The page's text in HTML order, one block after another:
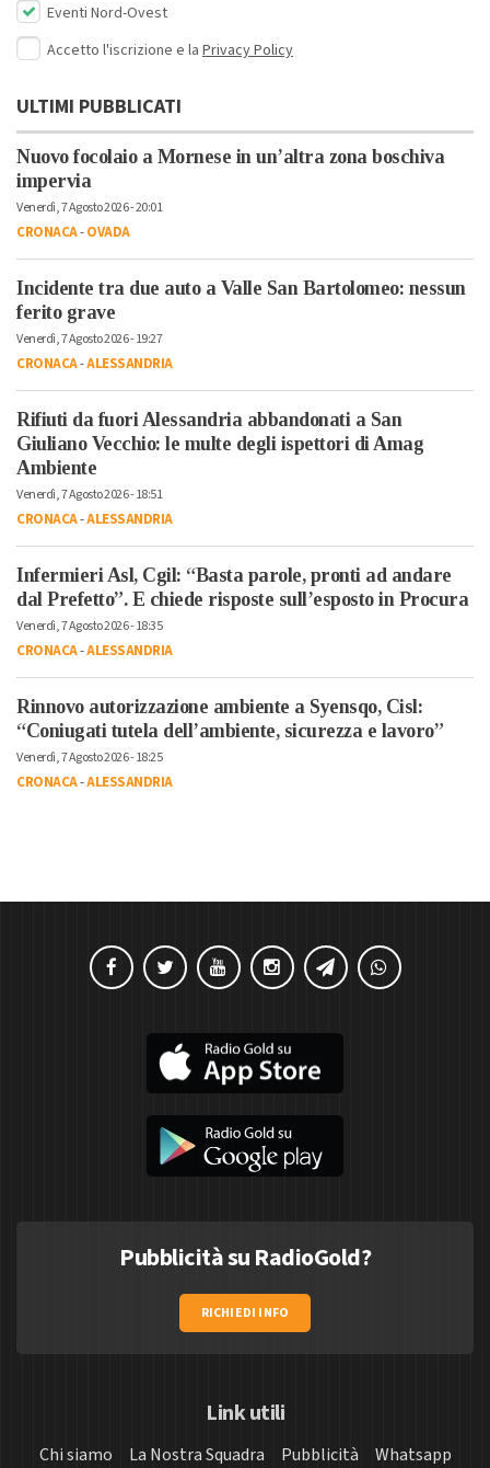
Eventi Nord-Ovest
Accetto l'iscrizione e la Privacy Policy
ULTIMI PUBBLICATI
Nuovo focolaio a Mornese in un’altra zona boschiva
impervia
Venerdì, 7 Agosto 2026 - 20:01
CRONACA-OVADA
Incidente tra due auto a Valle San Bartolomeo: nessun
ferito grave
Venerdì, 7 Agosto 2026 - 19:27
CRONACA-ALESSANDRIA
Rifiuti da fuori Alessandria abbandonati a San
Giuliano Vecchio: le multe degli ispettori di Amag
Ambiente
Venerdì, 7 Agosto 2026 - 18:51
CRONACA-ALESSANDRIA
Infermieri Asl, Cgil: “Basta parole, pronti ad andare
dal Prefetto”. E chiede risposte sull’esposto in Procura
Venerdì, 7 Agosto 2026 - 18:35
CRONACA-ALESSANDRIA
Rinnovo autorizzazione ambiente a Syensqo, Cisl:
“Coniugati tutela dell’ambiente, sicurezza e lavoro”
Venerdì, 7 Agosto 2026 - 18:25
CRONACA-ALESSANDRIA
Pubblicità su RadioGold?
RICHIEDI INFO
Link utili
Chi siamo La Nostra Squadra Pubblicità
Whatsapp